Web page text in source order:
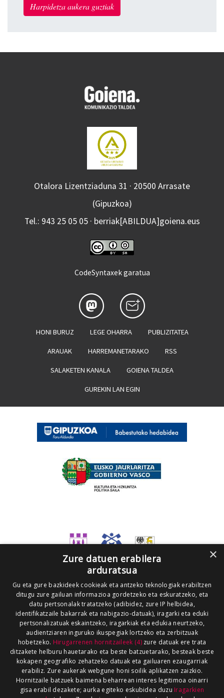
Harpidetza aukera guztiak
Otalora Lizentziaduna 31 · 20500 Arrasate
(Gipuzkoa)
Tel.: 943 25 05 05 · berriak[ABILDUA]goiena.eus
CodeSyntaxek garatua
HONI BURUZ LEGE OHARRA PUBLIZITATEA
ARAUAK HARREMANETARAKO RSS
SALAKETEN KANALA GOIENA TALDEA
GUREKIN LAN EGIN
×
Zure datuen erabilera
arduratsua
Gu eta gure bazkideek cookieak eta antzeko teknologiak erabiltzen
ditugu zure gailuan informazioa gordetzeko eta eskuratzeko, eta
datu pertsonalak tratatzeko (adibidez, zure IP helbidea,
identifikatzaile bakarrak eta nabigazio-datuak), iragarki eta eduki
pertsonalizatuak eskaintzeko, iragarkiak eta edukia neurtzeko,
audientziaren inguruko ikuspegiak lortzeko eta zerbitzuak
hobetzeko. Hirugarrenen hornitzaileek (4)zure datuak ere trata
ditzakete helburu hauetarako eta beste batzuetarako, besteak beste
kokapen geografiko zehatzeko datuak eta gailuaren ezaugarriak
erabiliz. Zure aukerak webgune honi soilik aplikatzen zaizkio.
Hornitzaile batzuek baimena beharrean interes legitimoa oinarri
gisa erabil dezakete; aurka egiteko eskubidea duzu Iragarkien